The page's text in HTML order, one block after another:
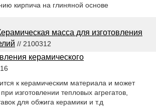
кирпича на глиняной основе
масса для изготовления
// 2100312
керамического
к керамическим материала и может
изготовлении тепловых агрегатов,
для обжига керамики и т.д